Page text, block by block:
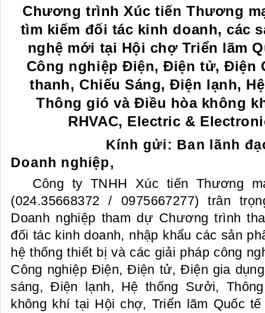
Chương trình Xúc tiến Thương
tìm kiếm đối tác kinh doanh, các
nghệ mới tại Hội chợ Triển lãm
Công nghiệp Điện, Điện tử, Điện
thanh, Chiếu Sáng, Điện lạnh,
Thông gió và Điều hòa không
RHVAC, Electric &
Kính gửi: Ban lãnh
Doanh nghiệp,
Công ty TNHH Xúc tiến Thương
(024.35668372 / 0975667277) trân
Doanh nghiệp tham dự Chương trình
đối tác kinh doanh, nhập khẩu các sản
hệ thống thiết bị và các giải pháp công
Công nghiệp Điện, Điện tử, Điện gia
sáng, Điện lạnh, Hệ thống Sưởi,
không khí tại Hội chợ, Triển lãm Quốc tế